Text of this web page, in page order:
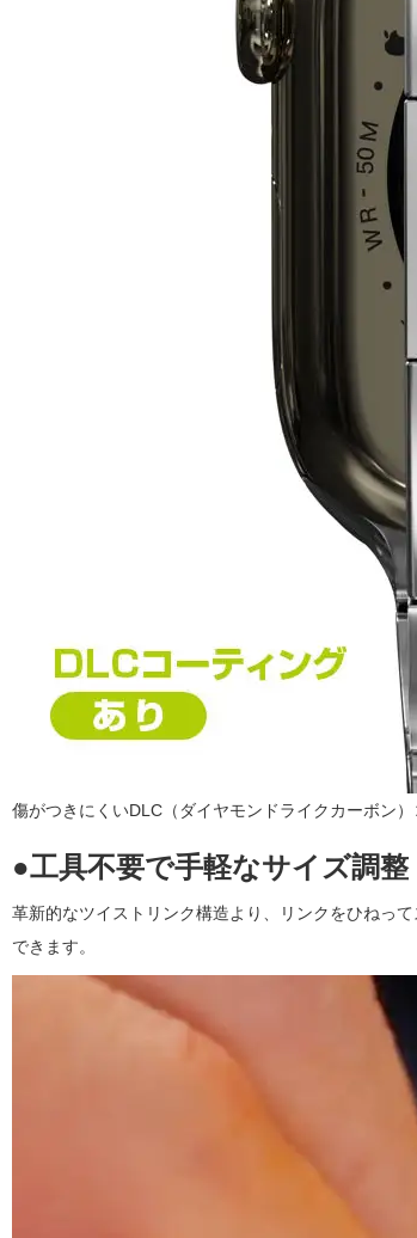
傷がつきにくいDLC（ダイヤモンドライクカーボン
●工具不要で手軽なサイズ調整
革新的なツイストリンク構造より、リンクをひねっ
できます。